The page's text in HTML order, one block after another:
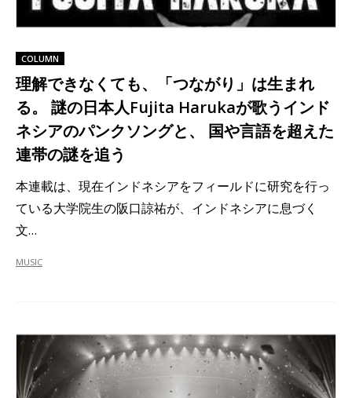
COLUMN
理解できなくても、「つながり」は生まれ
る。 謎の日本人Fujita Harukaが歌うインド
ネシアのパンクソングと、 国や言語を超えた
連帯の謎を追う
本連載は、現在インドネシアをフィールドに研究を行っ
ている大学院生の阪口諒祐が、インドネシアに息づく
文…
MUSIC